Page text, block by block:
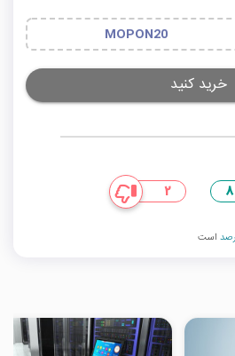
MOPON20
خرید کنید
8
2
است